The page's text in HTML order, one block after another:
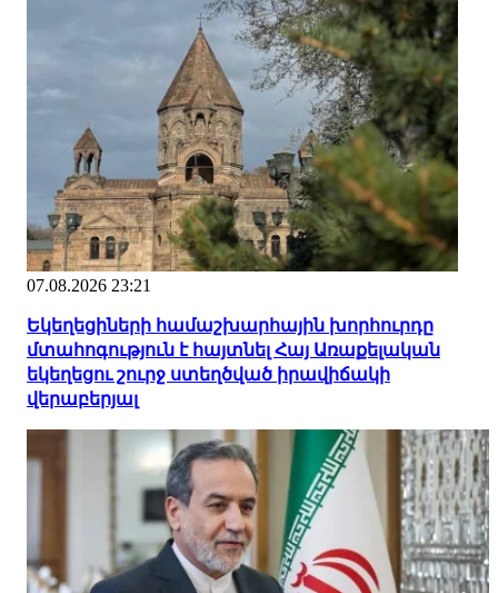
07.08.2026 23:21
Եկեղեցիների համաշխարհային խորհուրդը
մտահոգություն է հայտնել Հայ Առաքելական
եկեղեցու շուրջ ստեղծված իրավիճակի
վերաբերյալ